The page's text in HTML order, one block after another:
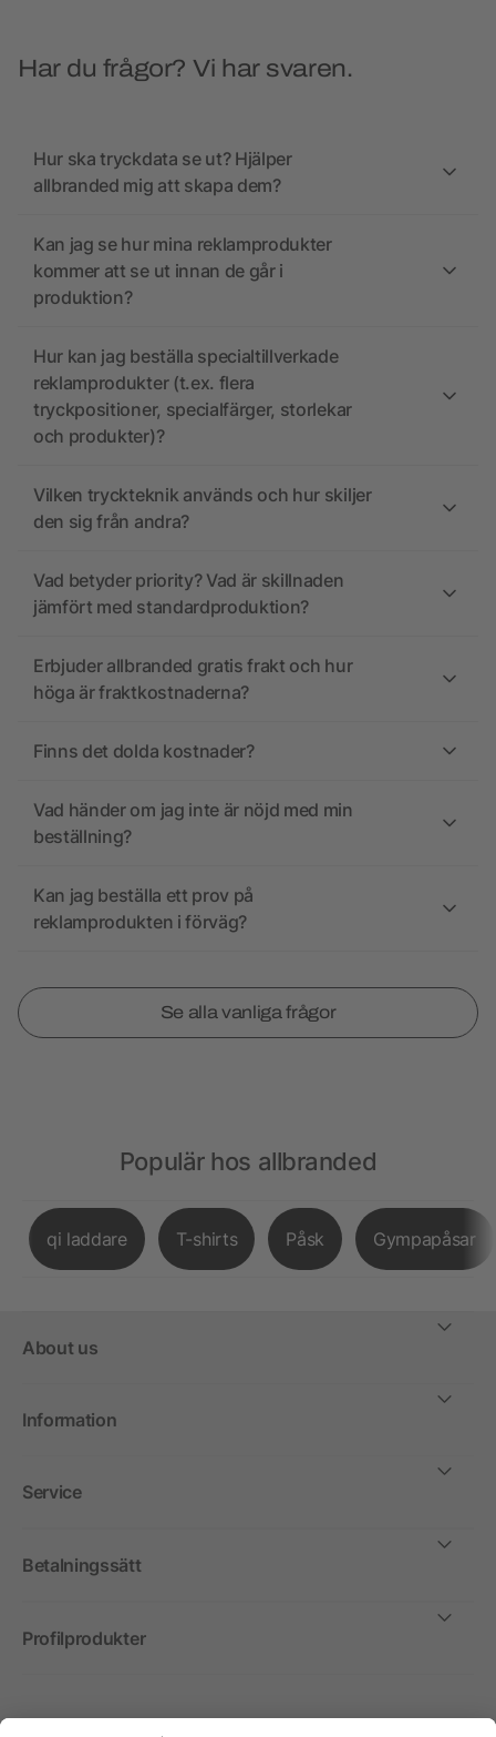
Har du frågor? Vi har svaren.
Hur ska tryckdata se ut? Hjälper
allbranded mig att skapa dem?
Kan jag se hur mina reklamprodukter
kommer att se ut innan de går i
produktion?
Hur kan jag beställa specialtillverkade
reklamprodukter (t.ex. flera
tryckpositioner, specialfärger, storlekar
och produkter)?
Vilken tryckteknik används och hur skiljer
den sig från andra?
Vad betyder priority? Vad är skillnaden
jämfört med standardproduktion?
Erbjuder allbranded gratis frakt och hur
höga är fraktkostnaderna?
Finns det dolda kostnader?
Vad händer om jag inte är nöjd med min
beställning?
Kan jag beställa ett prov på
reklamprodukten i förväg?
Se alla vanliga frågor
Populär hos allbranded
qi laddare T-shirts Påsk Gympapåsar
About us
Information
Service
Betalningssätt
Profilprodukter